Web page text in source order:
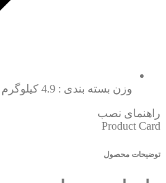
وزن بسته بندی : 4.9 کیلوگرم
راهنمای نصب
Product Card
توضیحات محصول